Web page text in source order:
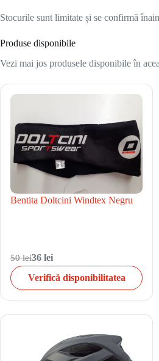
Stocurile sunt limitate și se confirmă
Produse disponibile
Vezi mai jos produsele disponibile în
Bentita Doltcini Windtex Negru
50 lei36 lei
Verifică disponibilitatea